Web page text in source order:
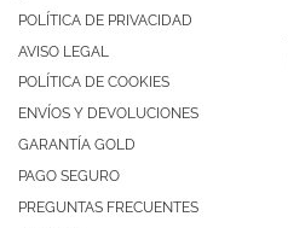
POLÍTICA DE PRIVACIDAD
AVISO LEGAL
POLÍTICA DE COOKIES
ENVÍOS Y DEVOLUCIONES
GARANTÍA GOLD
PAGO SEGURO
PREGUNTAS FRECUENTES